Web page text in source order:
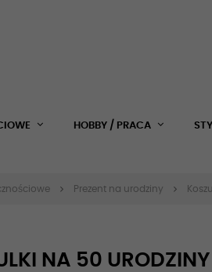
HOBBY / PRACA
Prezent na urodziny
NA 50 URODZINY